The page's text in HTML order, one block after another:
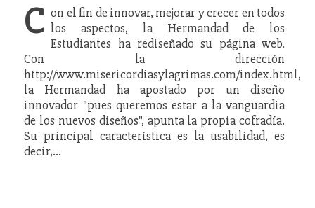
C on el fin de innovar, mejorar y crecer en todos
los aspectos, la Hermandad de los
Estudiantes ha rediseñado su página web.
Con la dirección
http://www.misericordiasylagrimas.com/index.html,
la Hermandad ha apostado por un diseño
innovador "pues queremos estar a la vanguardia
de los nuevos diseños", apunta la propia cofradía.
Su principal característica es la usabilidad, es
decir,…